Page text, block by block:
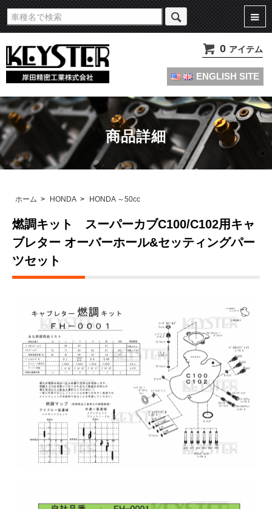
旧車・名車・絶版車キャブレターのオーバーホールやセッティングパーツは
KEYSTERの燃調キット
0 アイテム
ENGLISH SITE
商品詳細
ホーム > HONDA > HONDA ～50cc
燃調キット スーパーカブC100/C102用キャ
ブレター オーバーホール&セッティングパー
ツセット